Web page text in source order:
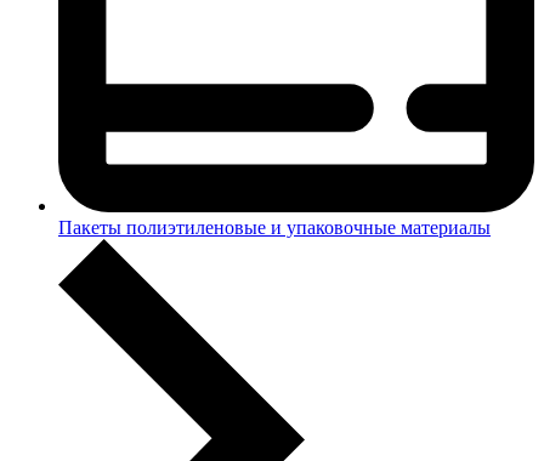
Пакеты полиэтиленовые и упаковочные материалы